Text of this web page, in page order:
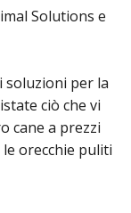
Solutions e
soluzioni per la
ciò che vi
cane a prezzi
orecchie puliti